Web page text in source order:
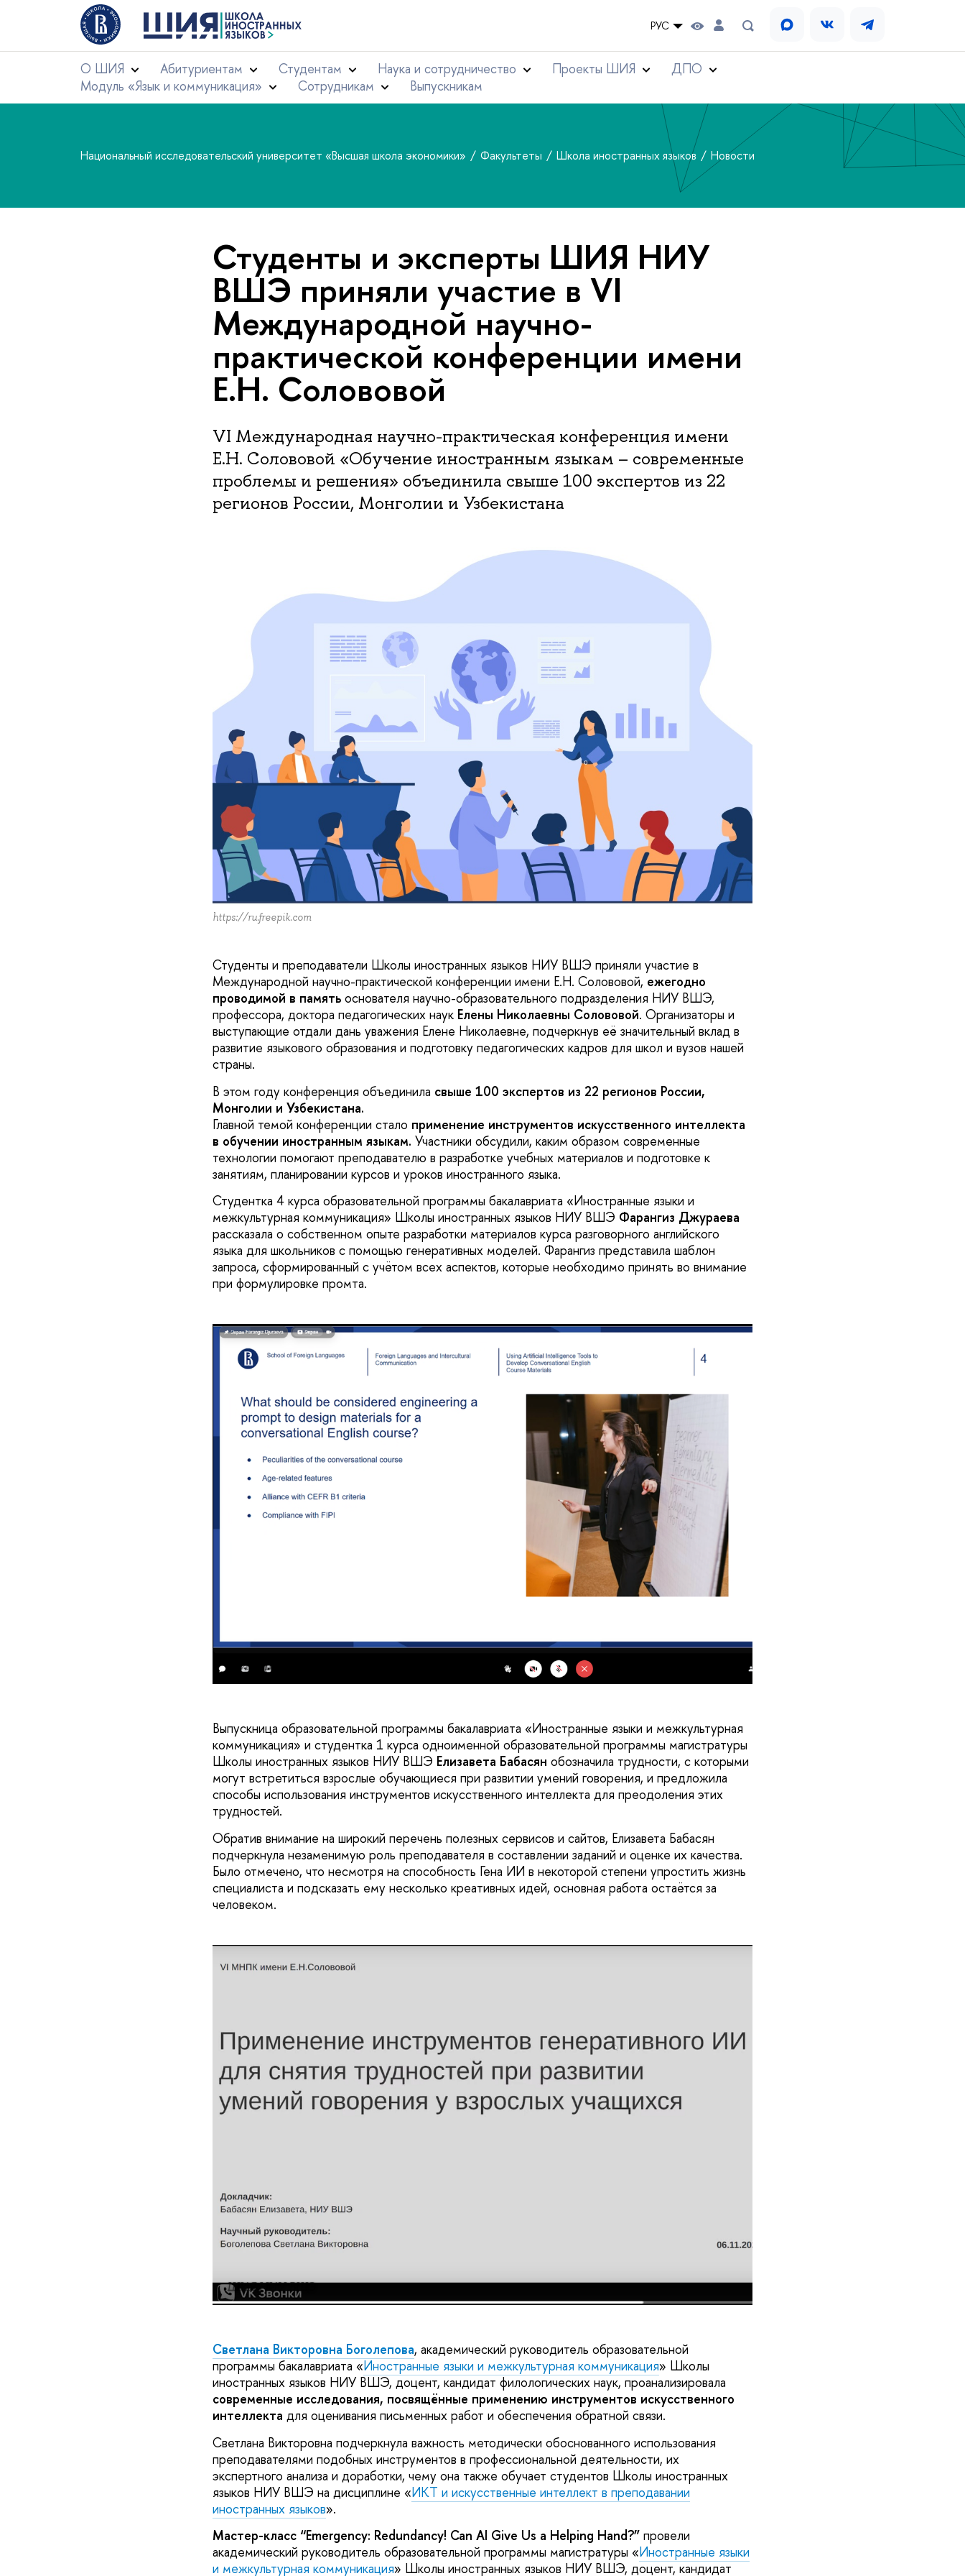
РУС
О ШИЯ Абитуриентам Студентам Наука и сотрудничество Проекты ШИЯ
ДПО
Модуль «Язык и коммуникация»
Сотрудникам Выпускникам
Национальный исследовательский университет «Высшая школа экономики» Факультеты Школа иностранных языков Новости
Студенты и эксперты ШИЯ НИУ
ВШЭ приняли участие в VI
Международной научно-
практической конференции имени
Е.Н. Солововой
VI Международная научно-практическая конференция имени
Е.Н. Солововой «Обучение иностранным языкам – современные
проблемы и решения» объединила свыше 100 экспертов из 22
регионов России, Монголии и Узбекистана
https://ru.freepik.com
Студенты и преподаватели Школы иностранных языков НИУ ВШЭ приняли участие в
Международной научно-практической конференции имени Е.Н. Солововой, ежегодно
проводимой в памятьоснователя научно-образовательного подразделения НИУ ВШЭ,
профессора, доктора педагогических наук Елены Николаевны Солововой. Организаторы и
выступающие отдали дань уважения Елене Николаевне, подчеркнув её значительный вклад в
развитие языкового образования и подготовку педагогических кадров для школ и вузов нашей
страны.
В этом году конференция объединила свыше 100 экспертов из 22 регионов России,
Монголии и Узбекистана.
Главной темой конференции стало применение инструментов искусственного интеллекта
в обучении иностранным языкам. Участники обсудили, каким образом современные
технологии помогают преподавателю в разработке учебных материалов и подготовке к
занятиям, планировании курсов и уроков иностранного языка.
Студентка 4 курса образовательной программы бакалавриата «Иностранные языки и
межкультурная коммуникация» Школы иностранных языков НИУ ВШЭ Фарангиз Джураева
рассказала о собственном опыте разработки материалов курса разговорного английского
языка для школьников с помощью генеративных моделей. Фарангиз представила шаблон
запроса, сформированный с учётом всех аспектов, которые необходимо принять во внимание
при формулировке промта.
ШИЯ НИУ ВШЭ
Выпускница образовательной программы бакалавриата «Иностранные языки и межкультурная
коммуникация» и студентка 1 курса одноименной образовательной программы магистратуры
Школы иностранных языков НИУ ВШЭ Елизавета Бабасян обозначила трудности, с которыми
могут встретиться взрослые обучающиеся при развитии умений говорения, и предложила
способы использования инструментов искусственного интеллекта для преодоления этих
трудностей.
Обратив внимание на широкий перечень полезных сервисов и сайтов, Елизавета Бабасян
подчеркнула незаменимую роль преподавателя в составлении заданий и оценке их качества.
Было отмечено, что несмотря на способность Гена ИИ в некоторой степени упростить жизнь
специалиста и подсказать ему несколько креативных идей, основная работа остаётся за
человеком.
ШИЯ НИУ ВШЭ
Светлана Викторовна Боголепова, академический руководитель образовательной
программы бакалавриата «Иностранные языки и межкультурная коммуникация» Школы
иностранных языков НИУ ВШЭ, доцент, кандидат филологических наук, проанализировала
современные исследования, посвящённые применению инструментов искусственного
интеллекта для оценивания письменных работ и обеспечения обратной связи.
Светлана Викторовна подчеркнула важность методически обоснованного использования
преподавателями подобных инструментов в профессиональной деятельности, их
экспертного анализа и доработки, чему она также обучает студентов Школы иностранных
языков НИУ ВШЭ на дисциплине «ИКТ и искусственные интеллект в преподавании
иностранных языков».
Мастер-класс “Emergency: Redundancy! Can AI Give Us a Helping Hand?”провели
академический руководитель образовательной программы магистратуры «Иностранные языки
и межкультурная коммуникация» Школы иностранных языков НИУ ВШЭ, доцент, кандидат